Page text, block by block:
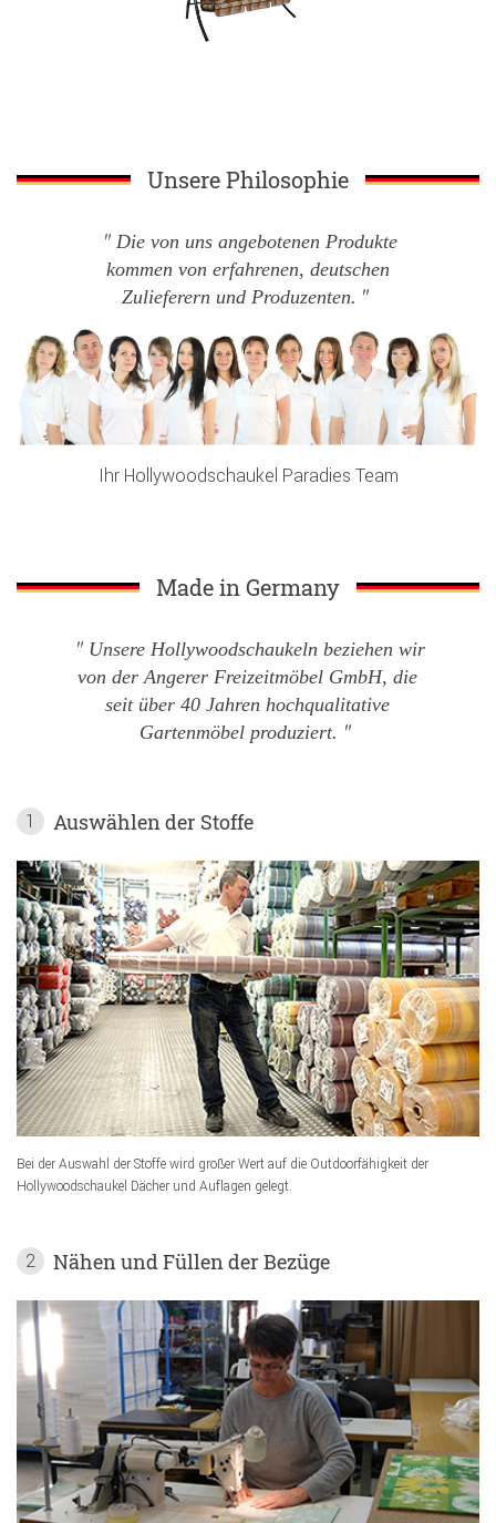
Unsere Philosophie
Die von uns angebotenen Produkte
kommen von erfahrenen, deutschen
Zulieferern und Produzenten.
Ihr Hollywoodschaukel Paradies Team
Made in Germany
Unsere Hollywoodschaukeln beziehen wir
von der Angerer Freizeitmöbel GmbH, die
seit über 40 Jahren hochqualitative
Gartenmöbel produziert.
1 Auswählen der Stoffe
Bei der Auswahl der Stoffe wird großer Wert auf die Outdoorfähigkeit der
Hollywoodschaukel Dächer und Auflagen gelegt.
2 Nähen und Füllen der Bezüge